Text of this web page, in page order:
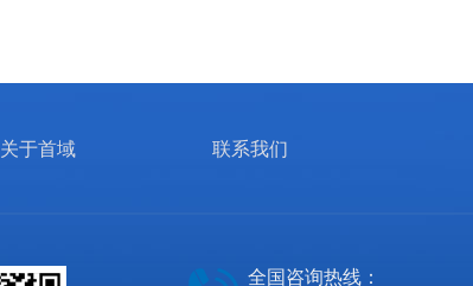
关于首域 联系我们
全国咨询热线：